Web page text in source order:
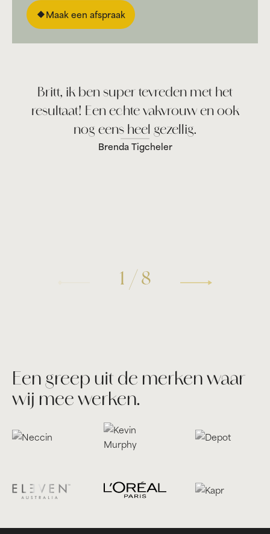
Maak een afspraak
Britt, ik ben super tevreden met het
resultaat! Een echte vakvrouw en ook
nog eens heel gezellig.
Brenda Tigcheler
1 /8
Een greep uit de merken waar
wij mee werken.